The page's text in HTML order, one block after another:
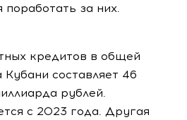
за них.
кредитов в общей
Кубани составляет 46
рублей.
с 2023 года. Другая